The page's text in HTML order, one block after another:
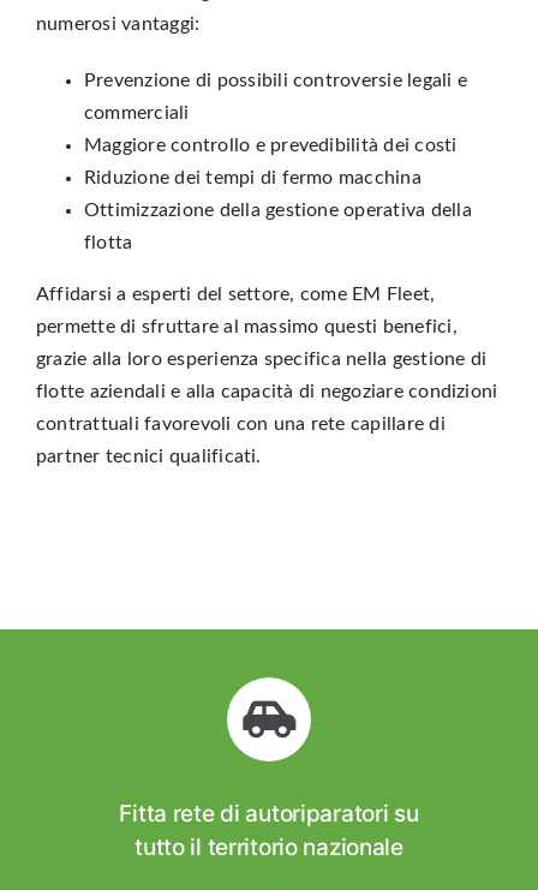
numerosi vantaggi:
Prevenzione di possibili controversie legali e
commerciali
Maggiore controllo e prevedibilità dei costi
Riduzione dei tempi di fermo macchina
Ottimizzazione della gestione operativa della
flotta
Affidarsi a esperti del settore, come EM Fleet,
permette di sfruttare al massimo questi benefici,
grazie alla loro esperienza specifica nella gestione di
flotte aziendali e alla capacità di negoziare condizioni
contrattuali favorevoli con una rete capillare di
partner tecnici qualificati.
Fitta rete di autoriparatori su
tutto il territorio nazionale